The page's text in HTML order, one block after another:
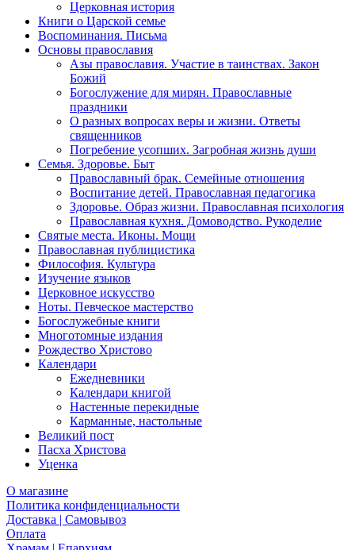
Церковная история
Книги о Царской семье
Воспоминания. Письма
Основы православия
Азы православия. Участие в таинствах. Закон
Божий
Богослужение для мирян. Православные
праздники
О разных вопросах веры и жизни. Ответы
священников
Погребение усопших. Загробная жизнь души
Семья. Здоровье. Быт
Православный брак. Семейные отношения
Воспитание детей. Православная педагогика
Здоровье. Образ жизни. Православная психология
Православная кухня. Домоводство. Рукоделие
Святые места. Иконы. Мощи
Православная публицистика
Философия. Культура
Изучение языков
Церковное искусство
Ноты. Певческое мастерство
Богослужебные книги
Многотомные издания
Рождество Христово
Календари
Ежедневники
Календари книгой
Настенные перекидные
Карманные, настольные
Великий пост
Пасха Христова
Уценка
О магазине
Политика конфиденциальности
Доставка | Самовывоз
Оплата